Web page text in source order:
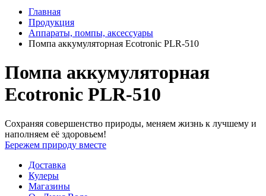
Главная
Продукция
Аппараты, помпы, аксессуары
Помпа аккумуляторная Ecotronic PLR-510
Помпа аккумуляторная
Ecotronic PLR-510
Сохраняя совершенство природы, меняем жизнь к лучшему и
наполняем её здоровьем!
Бережем природу вместе
Доставка
Кулеры
Магазины